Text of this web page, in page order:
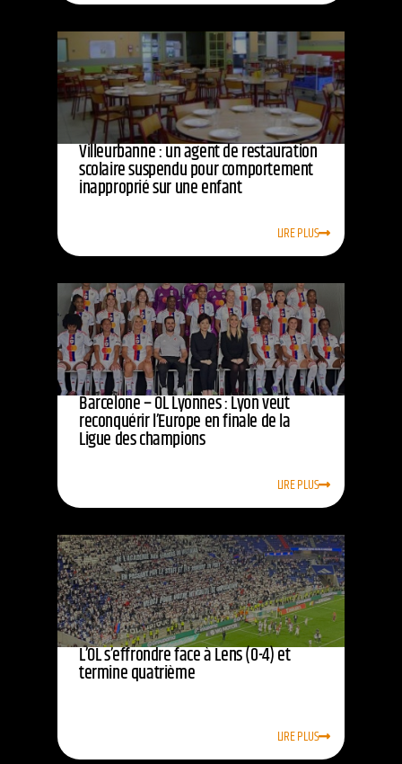
Villeurbanne : un agent de restauration
scolaire suspendu pour comportement
inapproprié sur une enfant
LIRE PLUS
Barcelone – OL Lyonnes : Lyon veut
reconquérir l’Europe en finale de la
Ligue des champions
LIRE PLUS
L’OL s’effrondre face à Lens (0-4) et
termine quatrième
LIRE PLUS